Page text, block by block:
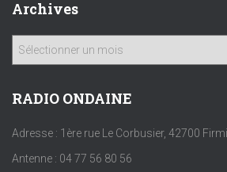
Archives
h
v
s
RADIO ONDAINE
Adresse : 1ère rue Le Corbusier, 42700
Antenne : 04 77 56 80 56